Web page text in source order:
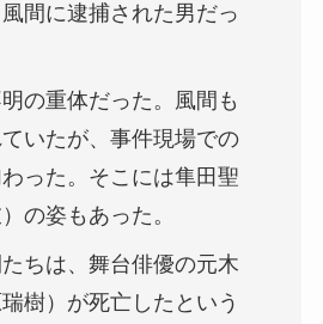
間に逮捕された男だっ
の重体だった。風間も
いたが、事件現場での
った。そこには隼田聖
の姿もあった。
ちは、舞台俳優の元木
樹）が死亡したという